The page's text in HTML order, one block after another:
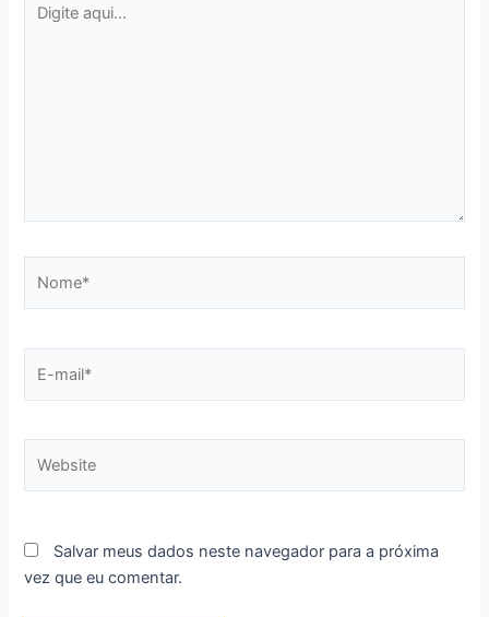
aqui...
mail*
Salvar meus dados neste navegador para a próxima
vez que eu comentar.